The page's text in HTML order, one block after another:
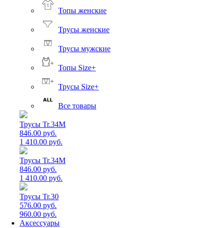
Топы женские
Трусы женские
Трусы мужские
Топы Size+
Трусы Size+
Все товары
Трусы Tr.34M
846.00 руб.
1 410.00 руб.
Трусы Tr.34M
846.00 руб.
1 410.00 руб.
Трусы Tr.30
576.00 руб.
960.00 руб.
Аксессуары